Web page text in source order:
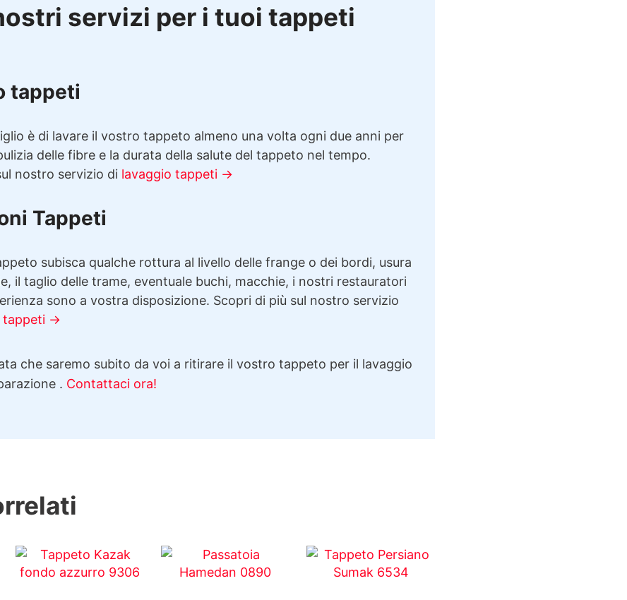
servizi per i tuoi tappeti
tappeti
è di lavare il vostro tappeto almeno una volta ogni due anni per
delle fibre e la durata della salute del tappeto nel tempo.
nostro servizio di lavaggio tappeti →
Tappeti
subisca qualche rottura al livello delle frange o dei bordi, usura
il taglio delle trame, eventuale buchi, macchie, i nostri restauratori
sono a vostra disposizione. Scopri di più sul nostro servizio
tappeti →
che saremo subito da voi a ritirare il vostro tappeto per il lavaggio
. Contattaci ora!